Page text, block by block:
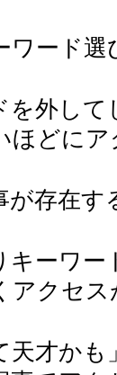
ード選
を外して
ほどに
が存在す
キーワー
アクセス
天才か